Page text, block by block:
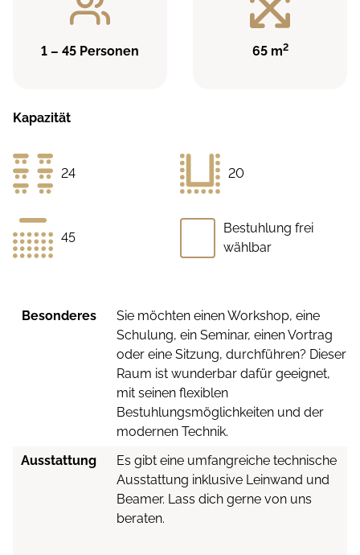
1 – 45 Personen 65 m2
Kapazität
24 20
45
Bestuhlung frei
wählbar
Besonderes
Sie möchten einen Workshop, eine
Schulung, ein Seminar, einen Vortrag
oder eine Sitzung, durchführen? Dieser
Raum ist wunderbar dafür geeignet,
mit seinen flexiblen
Bestuhlungsmöglichkeiten und der
modernen Technik.
Ausstattung
Es gibt eine umfangreiche technische
Ausstattung inklusive Leinwand und
Beamer. Lass dich gerne von uns
beraten.